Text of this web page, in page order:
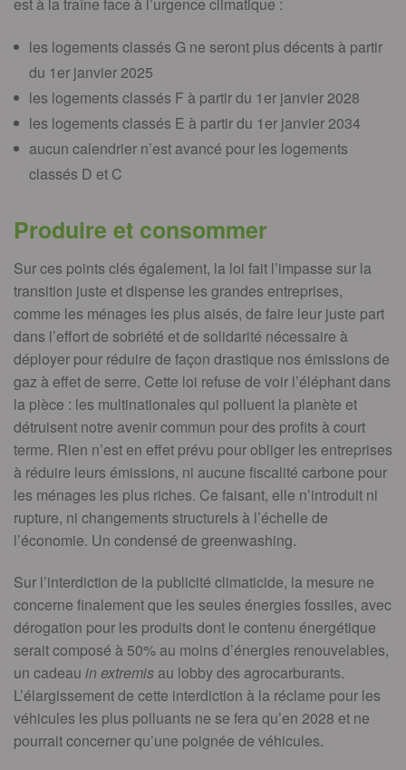
les logements classés G ne seront plus décents à partir
du 1er janvier 2025
les logements classés F à partir du 1er janvier 2028
les logements classés E à partir du 1er janvier 2034
aucun calendrier n’est avancé pour les logements
classés D et C
Produire et consommer
Sur ces points clés également, la loi fait l’impasse sur la
transition juste et dispense les grandes entreprises,
comme les ménages les plus aisés, de faire leur juste part
dans l’effort de sobriété et de solidarité nécessaire à
déployer pour réduire de façon drastique nos émissions de
gaz à effet de serre. Cette loi refuse de voir l’éléphant dans
la pièce : les multinationales qui polluent la planète et
détruisent notre avenir commun pour des profits à court
terme. Rien n’est en effet prévu pour obliger les entreprises
à réduire leurs émissions, ni aucune fiscalité carbone pour
les ménages les plus riches. Ce faisant, elle n’introduit ni
rupture, ni changements structurels à l’échelle de
l’économie. Un condensé de greenwashing.
Sur l’interdiction de la publicité climaticide, la mesure ne
concerne finalement que les seules énergies fossiles, avec
dérogation pour les produits dont le contenu énergétique
serait composé à 50% au moins d’énergies renouvelables,
un cadeau in extremis au lobby des agrocarburants.
L’élargissement de cette interdiction à la réclame pour les
véhicules les plus polluants ne se fera qu’en 2028 et ne
pourrait concerner qu’une poignée de véhicules.